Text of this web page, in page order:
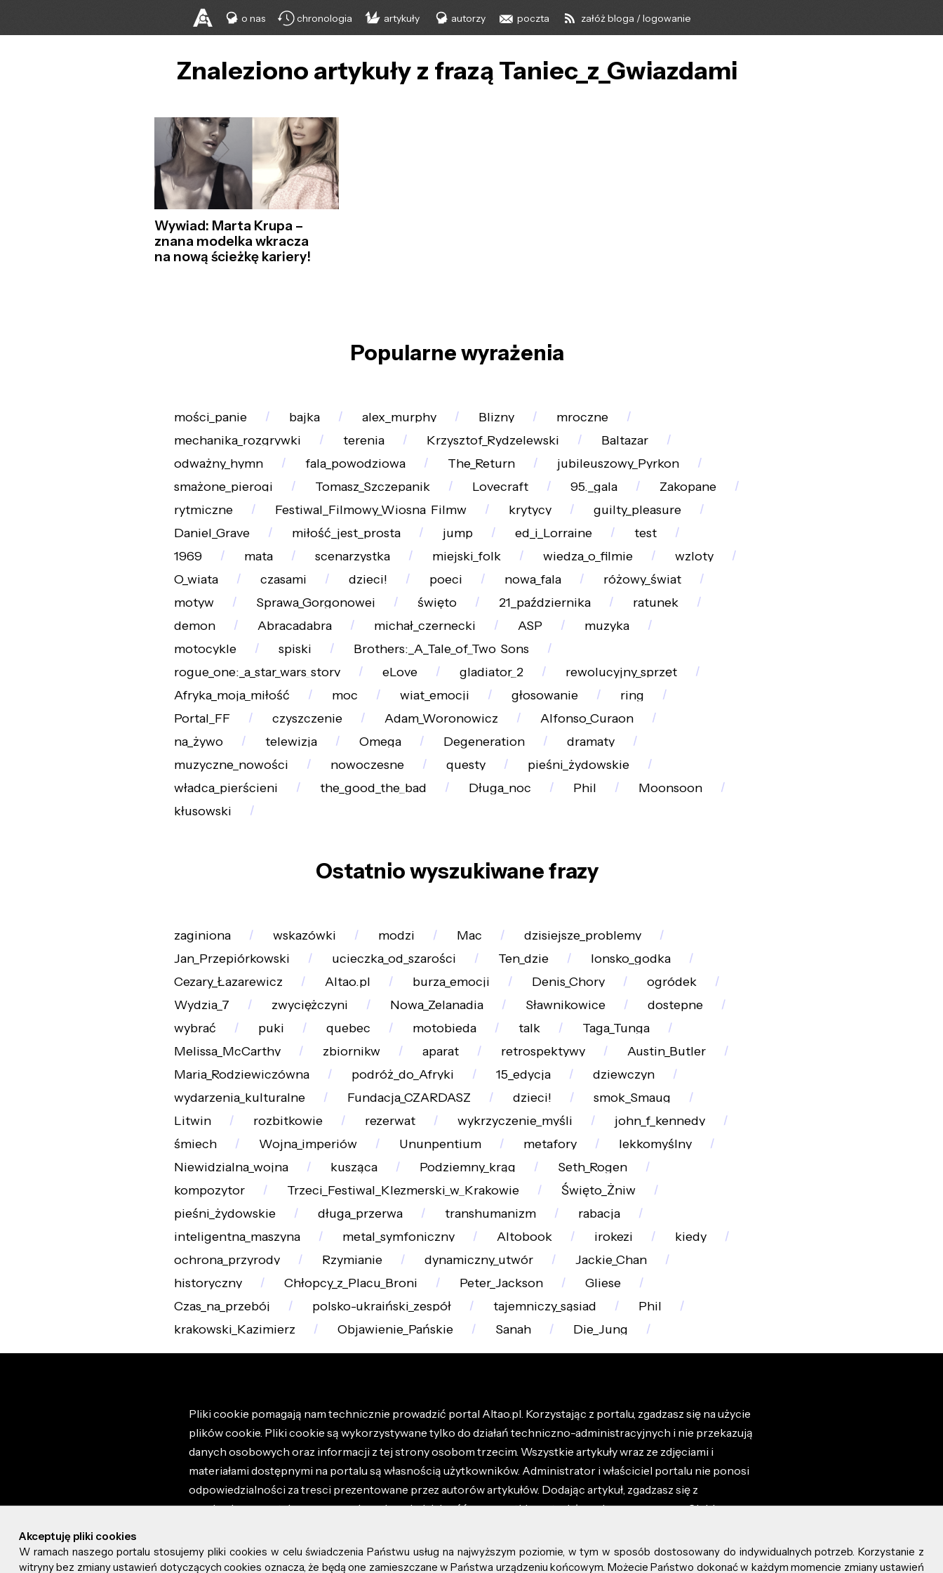
o nas chronologia artykuły autorzy poczta załóż bloga / logowanie
Znaleziono artykuły z frazą Taniec_z_Gwiazdami
Wywiad: Marta Krupa –
znana modelka wkracza
na nową ścieżkę kariery!
Popularne wyrażenia
mości_panie bajka alex_murphy Blizny
mroczne
mechanika_rozgrywki
terenia Krzysztof_Rydzelewski
Baltazar
odważny_hymn
fala_powodziowa The_Return
jubileuszowy_Pyrkon
smażone_pierogi
Tomasz_Szczepanik Lovecraft 95._gala
Zakopane
rytmiczne
Festiwal_Filmowy_Wiosna_Filmw krytycy
guilty_pleasure
Daniel_Grave
miłość_jest_prosta jump ed_i_Lorraine
test
1969
mata scenarzystka miejski_folk wiedza_o_filmie
wzloty
O_wiata
czasami dzieci! poeci nowa_fala
różowy_świat
motyw
Sprawa_Gorgonowej święto 21_października
ratunek
demon
Abracadabra michał_czernecki ASP
muzyka
motocykle
spiski
Brothers:_A_Tale_of_Two_Sons
rogue_one:_a_star_wars_story
eLove gladiator_2
rewolucyjny_sprzęt
Afryka_moja_miłość
moc wiat_emocji głosowanie
ring
Portal_FF
czyszczenie Adam_Woronowicz
Alfonso_Curaon
na_żywo
telewizja Omega Degeneration
dramaty
muzyczne_nowości
nowoczesne questy
pieśni_żydowskie
władca_pierścieni
the_good_the_bad Długa_noc Phil
Moonsoon
kłusowski
Ostatnio wyszukiwane frazy
zaginiona wskazówki modzi Mac
dzisiejsze_problemy
Jan_Przepiórkowski
ucieczka_od_szarości Ten_dzie
lonsko_godka
Cezary_Łazarewicz
Altao.pl burza_emocji Denis_Chory
ogródek
Wydzia_7
zwyciężczyni Nowa_Zelanadia Sławnikowice
dostepne
wybrać
puki quebec motobieda talk
Taga_Tunga
Melissa_McCarthy
zbiornikw aparat retrospektywy
Austin_Butler
Maria_Rodziewiczówna
podróż_do_Afryki 15_edycja
dziewczyn
wydarzenia_kulturalne
Fundacja_CZARDASZ dzieci!
smok_Smaug
Litwin
rozbitkowie rezerwat wykrzyczenie_myśli
john_f_kennedy
śmiech
Wojna_imperiów Ununpentium metafory
lekkomyślny
Niewidzialna_wojna
kusząca Podziemny_krąg
Seth_Rogen
kompozytor
Trzeci_Festiwal_Klezmerski_w_Krakowie
Święto_Żniw
pieśni_żydowskie
długa_przerwa transhumanizm
rabacja
inteligentna_maszyna
metal_symfoniczny Altobook irokezi
kiedy
ochrona_przyrody
Rzymianie dynamiczny_utwór
Jackie_Chan
historyczny
Chłopcy_z_Placu_Broni Peter_Jackson
Gliese
Czas_na_przebój
polsko-ukraiński_zespół tajemniczy_sąsiad
Phil
krakowski_Kazimierz
Objawienie_Pańskie Sanah Die_Jung
Pliki cookie pomagają nam technicznie prowadzić portal Altao.pl. Korzystając z portalu, zgadzasz się na użycie
plików cookie. Pliki cookie są wykorzystywane tylko do działań techniczno-administracyjnych i nie przekazują
danych osobowych oraz informacji z tej strony osobom trzecim. Wszystkie artykuły wraz ze zdjęciami i
materiałami dostępnymi na portalu są własnością użytkowników. Administrator i właściciel portalu nie ponosi
odpowiedzialności za tresci prezentowane przez autorów artykułów. Dodając artykuł, zgadzasz się z
regulaminem portalu oraz ponosisz odpowiedzialność za wszystkie materiały umieszczone przez Ciebie na
© 2026 altao.pl. Wszystkie prawa zastrzeżone.
Akceptuję pliki cookies
W ramach naszego portalu stosujemy pliki cookies w celu świadczenia Państwu usług na najwyższym poziomie, w tym w sposób dostosowany do indywidualnych potrzeb. Korzystanie z
witryny bez zmiany ustawień dotyczących cookies oznacza, że będą one zamieszczane w Państwa urządzeniu końcowym. Możecie Państwo dokonać w każdym momencie zmiany ustawień